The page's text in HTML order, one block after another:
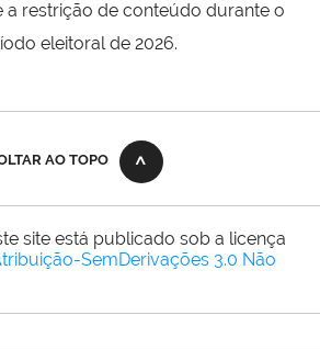
a restrição de conteúdo durante o
eleitoral de 2026.
AO TOPO
site está publicado sob a licença
SemDerivações 3.0 Não